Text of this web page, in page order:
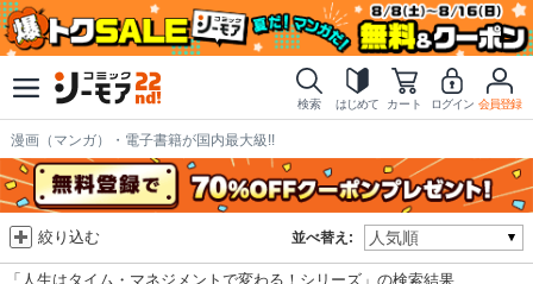
検索 はじめて カート ログイン 会員登録
漫画（マンガ）・電子書籍が国内最大級!!
並べ替え:
絞り込む
「人生はタイム・マネジメントで変わる！シリーズ」の検索結果